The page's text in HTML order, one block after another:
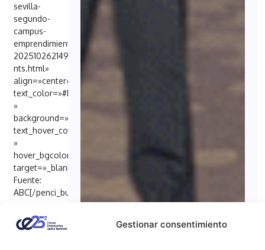
Gestionar consentimiento
sevilla-
segundo-
campus-
emprendimiento-
20251026214958-
nts.html»
align=»center»
text_color=»#FFFFFF
»
background=»#6EB48C»
text_hover_color=»#FFFFFF
»
hover_bgcolor=»#000098″
target=»_blank»]
Fuente:
ABC[/penci_button]